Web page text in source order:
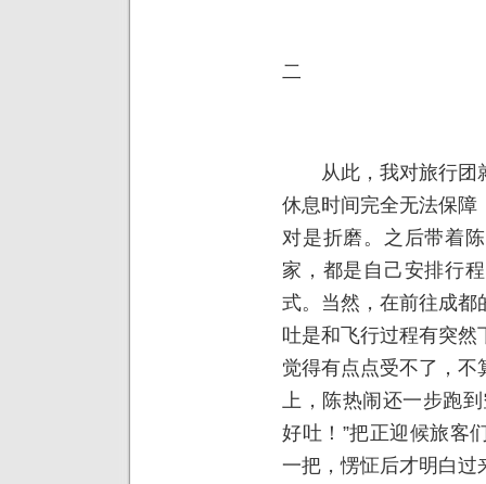
二
从此，我对旅行团
休息时间完全无法保障
对是折磨。之后带着
家，都是自己安排行
式。当然，在前往成都
吐是和飞行过程有突
觉得有点点受不了，
上，陈热闹还一步跑
好吐！”把正迎候旅客
一把，愣怔后才明白过